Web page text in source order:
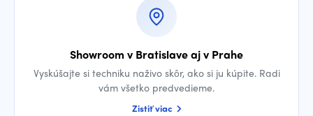
Showroom v Bratislave aj v Prahe
Vyskúšajte si techniku naživo skôr, ako si ju kúpite. Radi
vám všetko predvedieme.
Zistiť viac